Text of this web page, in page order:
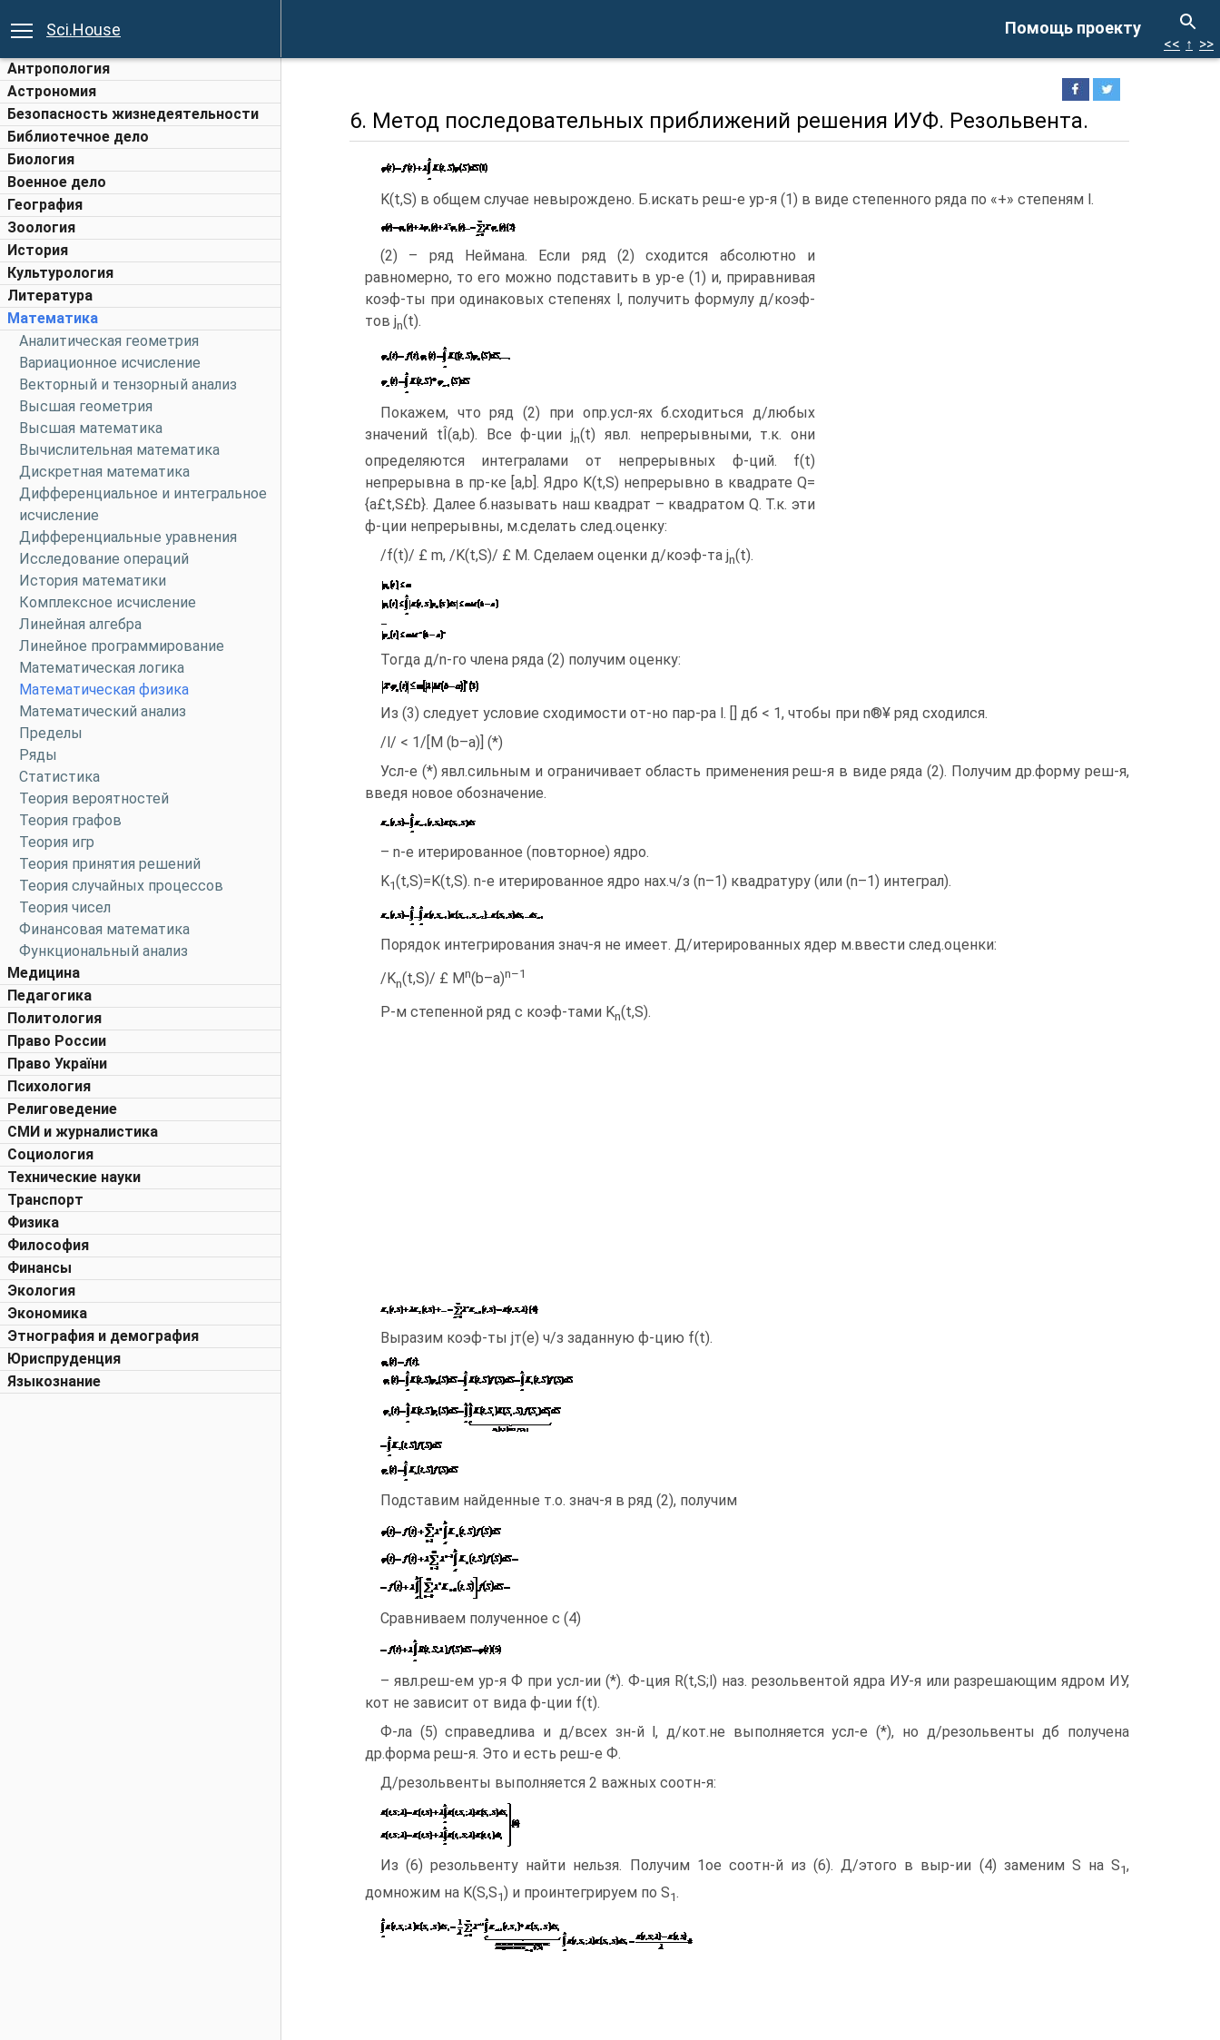
Помощь проекту
Sci.House
Антропология
Астрономия
Безопасность жизнедеятельности
Библиотечное дело
Биология
Военное дело
География
Зоология
История
Культурология
Литература
Математика
Аналитическая геометрия
Вариационное исчисление
Векторный и тензорный анализ
Высшая геометрия
Высшая математика
Вычислительная математика
Дискретная математика
Дифференциальное и интегральное
исчисление
Дифференциальные уравнения
Исследование операций
История математики
Комплексное исчисление
Линейная алгебра
Линейное программирование
Математическая логика
Математическая физика
Математический анализ
Пределы
Ряды
Статистика
Теория вероятностей
Теория графов
Теория игр
Теория принятия решений
Теория случайных процессов
Теория чисел
Финансовая математика
Функциональный анализ
Медицина
Педагогика
Политология
Право России
Право України
Психология
Религоведение
СМИ и журналистика
Социология
Технические науки
Транспорт
Физика
Философия
Финансы
Экология
Экономика
Этнография и демография
Юриспруденция
Языкознание
<< ↑ >>
6. Метод последовательных приближений решения ИУФ. Резольвента.
K(t,S) в общем случае невырождено. Б.искать реш-е ур-я (1) в виде степенного ряда по «+» степеням l.
(2) – ряд Неймана. Если ряд (2) сходится абсолютно и
равномерно, то его можно подставить в ур-е (1) и, приравнивая
коэф-ты при одинаковых степенях l, получить формулу д/коэф-
тов jn(t).
Покажем, что ряд (2) при опр.усл-ях б.сходиться д/любых
значений tÎ(a,b). Все ф-ции jn(t) явл. непрерывными, т.к. они
определяются интегралами от непрерывных ф-ций. f(t)
непрерывна в пр-ке [a,b]. Ядро K(t,S) непрерывно в квадрате Q=
{a£t,S£b}. Далее б.называть наш квадрат – квадратом Q. Т.к. эти
ф-ции непрерывны, м.сделать след.оценку:
/f(t)/ £ m, /K(t,S)/ £ M. Сделаем оценки д/коэф-та jn(t).
Тогда д/n-го члена ряда (2) получим оценку:
Из (3) следует условие сходимости от-но пар-ра l. [] дб < 1, чтобы при n®¥ ряд сходился.
/l/ < 1/[M (b–a)] (*)
Усл-е (*) явл.сильным и ограничивает область применения реш-я в виде ряда (2). Получим др.форму реш-я,
введя новое обозначение.
– n-e итерированное (повторное) ядро.
K1(t,S)=K(t,S). n-е итерированное ядро нах.ч/з (n–1) квадратуру (или (n–1) интеграл).
Порядок интегрирования знач-я не имеет. Д/итерированных ядер м.ввести след.оценки:
/Kn(t,S)/ £ Mn(b–a)n–1
Р-м степенной ряд с коэф-тами Kn(t,S).
Выразим коэф-ты jт(е) ч/з заданную ф-цию f(t).
Подставим найденные т.о. знач-я в ряд (2), получим
Сравниваем полученное с (4)
– явл.реш-ем ур-я Ф при усл-ии (*). Ф-ция R(t,S;l) наз. резольвентой ядра ИУ-я или разрешающим ядром ИУ,
кот не зависит от вида ф-ции f(t).
Ф-ла (5) справедлива и д/всех зн-й l, д/кот.не выполняется усл-е (*), но д/резольвенты дб получена
др.форма реш-я. Это и есть реш-е Ф.
Д/резольвенты выполняется 2 важных соотн-я:
Из (6) резольвенту найти нельзя. Получим 1ое соотн-й из (6). Д/этого в выр-ии (4) заменим S на S1,
домножим на K(S,S1) и проинтегрируем по S1 .